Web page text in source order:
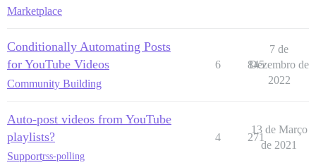
Marketplace
Conditionally Automating Posts
for YouTube Videos
Community Building
6 845
7 de
Dezembro de
2022
Auto-post videos from YouTube
playlists?
Supportrss-polling
4 271
13 de Março
de 2021